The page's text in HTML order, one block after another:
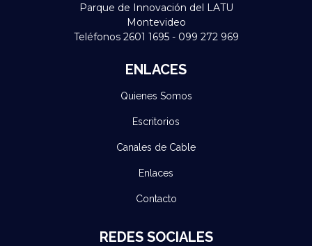
Parque de Innovación del LATU
Montevideo
Teléfonos 2601 1695 - 099 272 969
ENLACES
Quienes Somos
Escritorios
Canales de Cable
Enlaces
Contacto
REDES SOCIALES